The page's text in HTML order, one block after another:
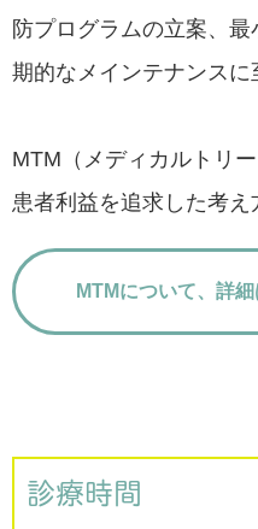
防プログラムの立案、
期的なメインテナンスに
MTM（メディカルトリ
患者利益を追求した考え
MTMについて、詳
診療時間